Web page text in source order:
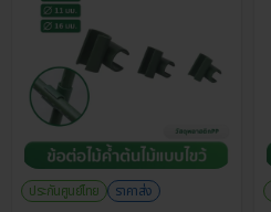
ประกันศูนย์ไทย
ราคาส่ง